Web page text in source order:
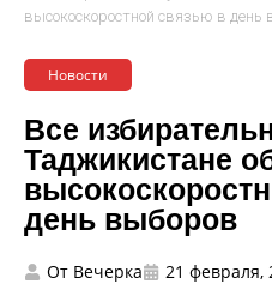
высокоскоростной связью в день
Новости
Все
Таджикистане
день выборов
От Вечерка 21 февраля,